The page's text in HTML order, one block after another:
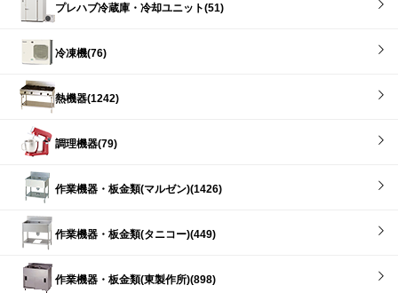
プレハブ冷蔵庫・冷却ユニット(51)
冷凍機(76)
熱機器(1242)
調理機器(79)
作業機器・板金類(マルゼン)(1426)
作業機器・板金類(タニコー)(449)
作業機器・板金類(東製作所)(898)